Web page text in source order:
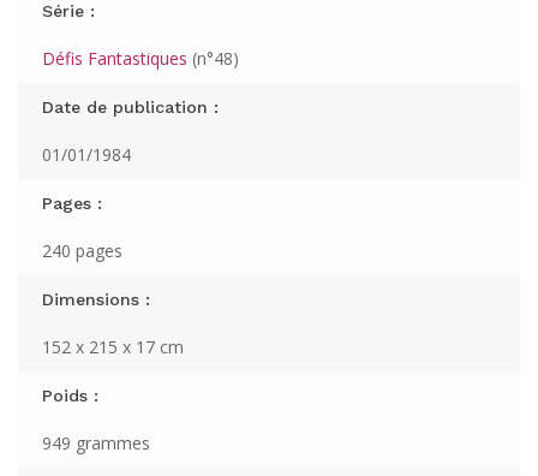
Série :
Défis Fantastiques (n°48)
Date de publication :
01/01/1984
Pages :
240 pages
Dimensions :
152 x 215 x 17 cm
Poids :
949 grammes